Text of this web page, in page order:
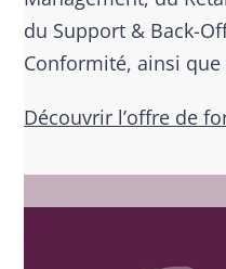
du Support & Back-
Conformité, ainsi
Découvrir l’offre de